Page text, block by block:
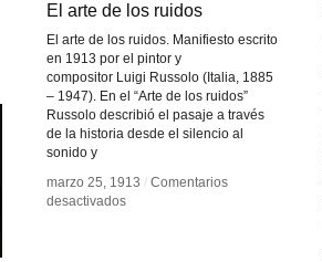
El arte de los ruidos
El arte de los ruidos. Manifiesto escrito
en 1913 por el pintor y
compositor Luigi Russolo (Italia, 1885
– 1947). En el “Arte de los ruidos”
Russolo describió el pasaje a través
de la historia desde el silencio al
sonido y
marzo 25, 1913 / Comentarios
desactivadosen
El arte de los ruidos
marzo 25, 1913 / Comentarios
desactivadosen